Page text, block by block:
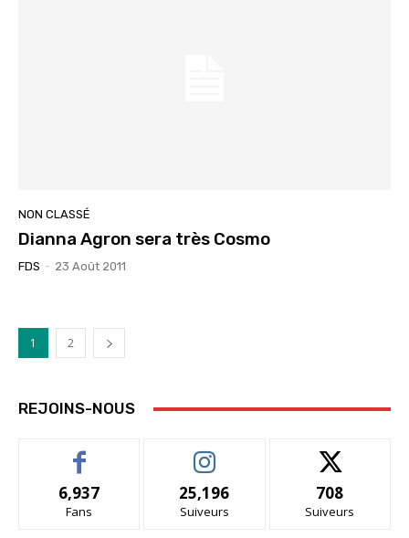
NON CLASSÉ
Dianna Agron sera très Cosmo
FDS - 23 Août 2011
1 2
REJOINS-NOUS
6,937
Fans
25,196
Suiveurs
708
Suiveurs